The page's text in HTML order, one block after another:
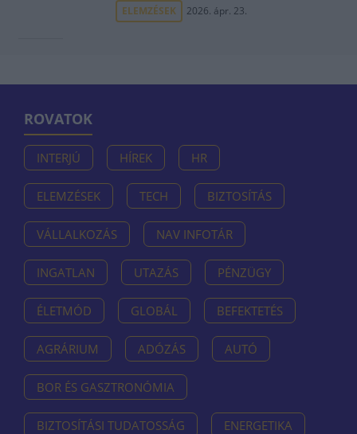
ELEMZÉSEK 2026. ápr. 23.
ROVATOK
INTERJÚ HÍREK HR
ELEMZÉSEK TECH BIZTOSÍTÁS
VÁLLALKOZÁS NAV INFOTÁR
INGATLAN UTAZÁS PÉNZÜGY
ÉLETMÓD GLOBÁL BEFEKTETÉS
AGRÁRIUM ADÓZÁS AUTÓ
BOR ÉS GASZTRONÓMIA
BIZTOSÍTÁSI TUDATOSSÁG ENERGETIKA